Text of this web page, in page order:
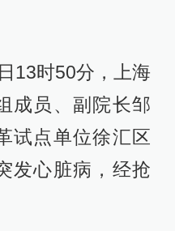
时50分，上海
成员、副院长邹
试点单位徐汇区
发心脏病，经抢